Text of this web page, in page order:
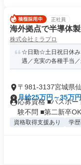
正社員
海外拠点で半導体
株式会社ミラプロ
☆日勤☆土日祝日休み
遇／充実の各種手当
〒981-3137宮城県
月給25万円～35万円
応募資格 ■パスポ
験不問 ■第二新卒OK
資格取得支援あり 学